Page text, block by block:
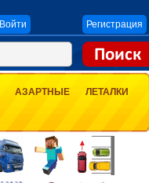
Войти Регистрация
АЗАРТНЫЕ
ЛЕТАЛКИ